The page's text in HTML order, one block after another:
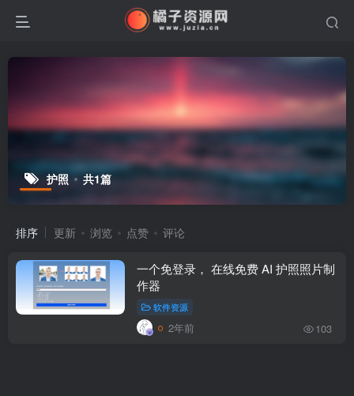
护照 共1篇
排序 更新 浏览 点赞 评论
一个免登录， 在线免费 AI 护照照片制
作器
软件资源
2年前 103